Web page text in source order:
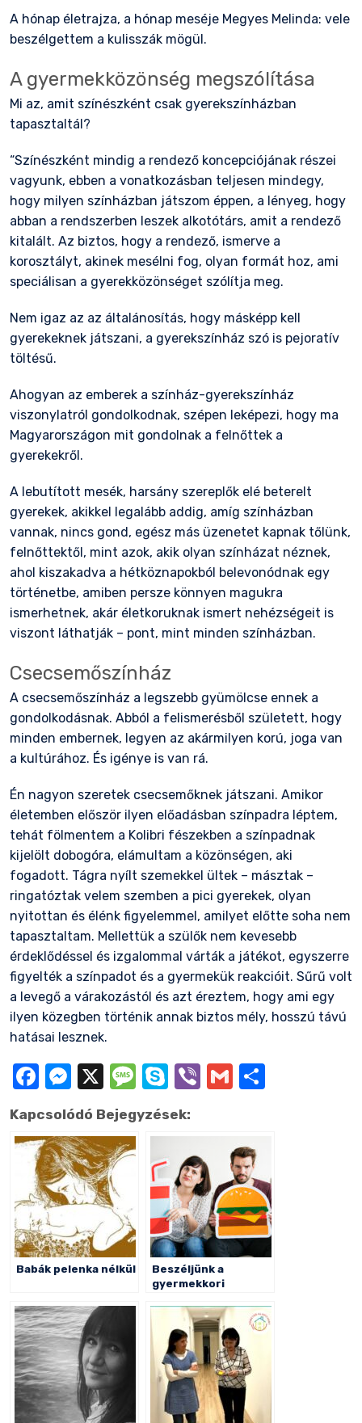
A hónap életrajza, a hónap meséje Megyes Melinda: vele
beszélgettem a kulisszák mögül.
A gyermekközönség megszólítása
Mi az, amit színészként csak gyerekszínházban
tapasztaltál?
“Színészként mindig a rendező koncepciójának részei
vagyunk, ebben a vonatkozásban teljesen mindegy,
hogy milyen színházban játszom éppen, a lényeg, hogy
abban a rendszerben leszek alkotótárs, amit a rendező
kitalált. Az biztos, hogy a rendező, ismerve a
korosztályt, akinek mesélni fog, olyan formát hoz, ami
speciálisan a gyerekközönséget szólítja meg.
Nem igaz az az általánosítás, hogy másképp kell
gyerekeknek játszani, a gyerekszínház szó is pejoratív
töltésű.
Ahogyan az emberek a színház-gyerekszínház
viszonylatról gondolkodnak, szépen leképezi, hogy ma
Magyarországon mit gondolnak a felnőttek a
gyerekekről.
A lebutított mesék, harsány szereplők elé beterelt
gyerekek, akikkel legalább addig, amíg színházban
vannak, nincs gond, egész más üzenetet kapnak tőlünk,
felnőttektől, mint azok, akik olyan színházat néznek,
ahol kiszakadva a hétköznapokból belevonódnak egy
történetbe, amiben persze könnyen magukra
ismerhetnek, akár életkoruknak ismert nehézségeit is
viszont láthatják – pont, mint minden színházban.
Csecsemőszínház
A csecsemőszínház a legszebb gyümölcse ennek a
gondolkodásnak. Abból a felismerésből született, hogy
minden embernek, legyen az akármilyen korú, joga van
a kultúrához. És igénye is van rá.
Én nagyon szeretek csecsemőknek játszani. Amikor
életemben először ilyen előadásban színpadra léptem,
tehát fölmentem a Kolibri fészekben a színpadnak
kijelölt dobogóra, elámultam a közönségen, aki
fogadott. Tágra nyílt szemekkel ültek – másztak –
ringatóztak velem szemben a pici gyerekek, olyan
nyitottan és élénk figyelemmel, amilyet előtte soha nem
tapasztaltam. Mellettük a szülők nem kevesebb
érdeklődéssel és izgalommal várták a játékot, egyszerre
figyelték a színpadot és a gyermekük reakcióit. Sűrű volt
a levegő a várakozástól és azt éreztem, hogy ami egy
ilyen közegben történik annak biztos mély, hosszú távú
hatásai lesznek.
Facebook
Messenger
X Message
Skype
ViberGmail
Kapcsolódó Bejegyzések:
Babák pelenka nélkül
Beszéljünk a
gyermekkori